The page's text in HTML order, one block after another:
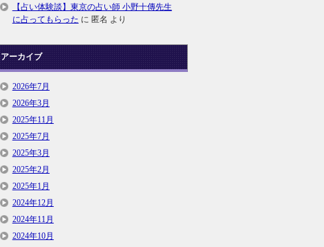
【占い体験談】東京の占い師 小野十傳先生
に占ってもらった に 匿名 より
アーカイブ
2026年7月
2026年3月
2025年11月
2025年7月
2025年3月
2025年2月
2025年1月
2024年12月
2024年11月
2024年10月